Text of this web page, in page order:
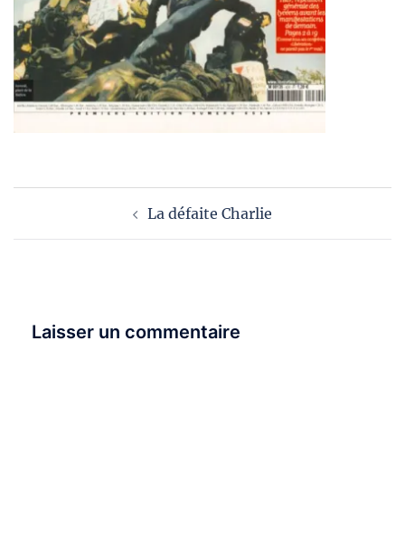
La défaite Charlie
Laisser un commentaire